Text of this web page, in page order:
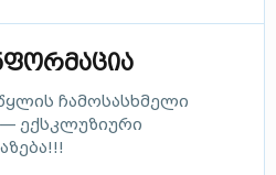
ჩამოსასხმელი
— ექსკლუზიური